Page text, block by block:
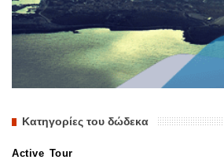
Κατηγορίες του δώδεκα
Active Tour